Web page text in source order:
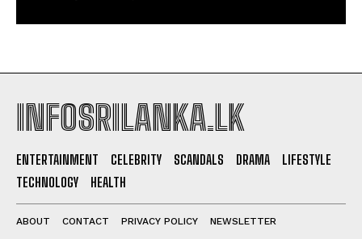
INFOSRILANKA.LK
ENTERTAINMENT CELEBRITY SCANDALS DRAMA
LIFESTYLE
TECHNOLOGY
HEALTH
ABOUT CONTACT PRIVACY POLICY NEWSLETTER